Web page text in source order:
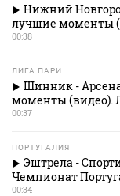
Нижний
лучшие моменты
00:38
ЛИГА ПАРИ
Шинник -
моменты (видео).
00:37
ПОРТУГАЛИЯ
Эштрела -
Чемпионат
00:34